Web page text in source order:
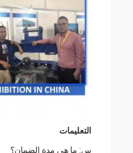
التعليمات
س: ما هي مدة الضمان؟